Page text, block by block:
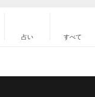
占い すべて